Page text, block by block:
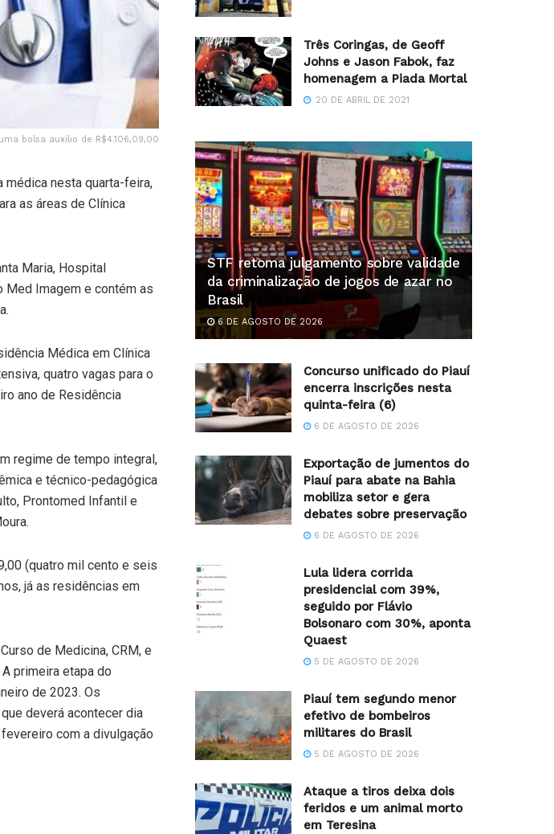
bolsa auxílio de R$4.106,09,00
nesta quarta-feira,
as áreas de Clínica
Maria, Hospital
Med Imagem e contém as
Médica em Clínica
quatro vagas para o
ano de Residência
regime de tempo integral,
e técnico-pedagógica
Prontomed Infantil e
(quatro mil cento e seis
já as residências em
de Medicina, CRM, e
primeira etapa do
de 2023. Os
deverá acontecer dia
com a divulgação
Três Coringas, de Geoff
Johns e Jason Fabok, faz
homenagem a Piada Mortal
20 DE ABRIL DE 2021
STF retoma julgamento sobre validade
da criminalização de jogos de azar no
Brasil
6 DE AGOSTO DE 2026
Concurso unificado do Piauí
encerra inscrições nesta
quinta-feira (6)
6 DE AGOSTO DE 2026
Exportação de jumentos do
Piauí para abate na Bahia
mobiliza setor e gera
debates sobre preservação
6 DE AGOSTO DE 2026
Lula lidera corrida
presidencial com 39%,
seguido por Flávio
Bolsonaro com 30%, aponta
Quaest
5 DE AGOSTO DE 2026
Piauí tem segundo menor
efetivo de bombeiros
militares do Brasil
5 DE AGOSTO DE 2026
Ataque a tiros deixa dois
feridos e um animal morto
em Teresina